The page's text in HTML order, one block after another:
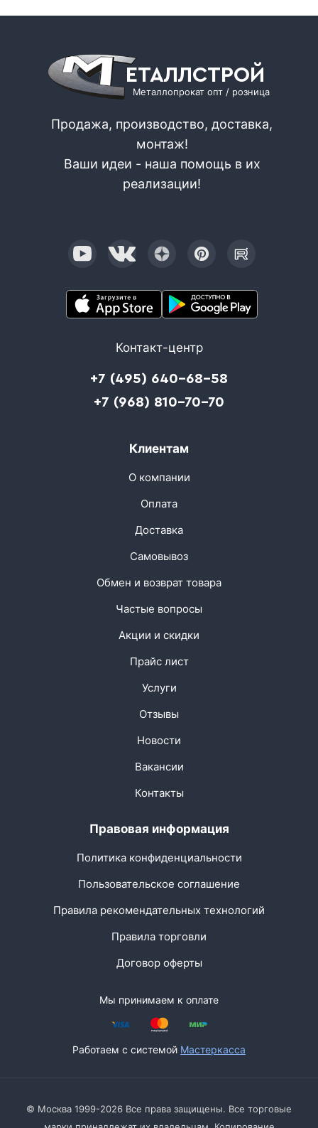
ЕТАЛЛСТРОЙ
Металлопрокат опт / розница
Продажа, производство, доставка,
монтаж!
Ваши идеи - наша помощь в их
реализации!
Контакт-центр
+7 (495) 640-68-58
+7 (968) 810-70-70
Клиентам
О компании
Оплата
Доставка
Самовывоз
Обмен и возврат товара
Частые вопросы
Акции и скидки
Прайс лист
Услуги
Отзывы
Новости
Вакансии
Контакты
Правовая информация
Политика конфиденциальности
Пользовательское соглашение
Правила рекомендательных технологий
Правила торговли
Договор оферты
Мы принимаем к оплате
Работаем с системой Мастеркасса
© Москва 1999-2026 Все права защищены. Все торговые